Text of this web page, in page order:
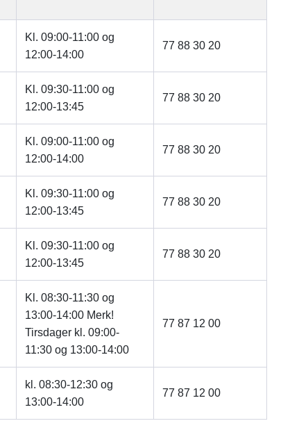
Kl. 09:00-11:00 og
12:00-14:00
77 88 30 20
Kl. 09:30-11:00 og
12:00-13:45
77 88 30 20
Kl. 09:00-11:00 og
12:00-14:00
77 88 30 20
Kl. 09:30-11:00 og
12:00-13:45
77 88 30 20
Kl. 09:30-11:00 og
12:00-13:45
77 88 30 20
Kl. 08:30-11:30 og
13:00-14:00 Merk!
Tirsdager kl. 09:00-
11:30 og 13:00-14:00
77 87 12 00
kl. 08:30-12:30 og
13:00-14:00
77 87 12 00